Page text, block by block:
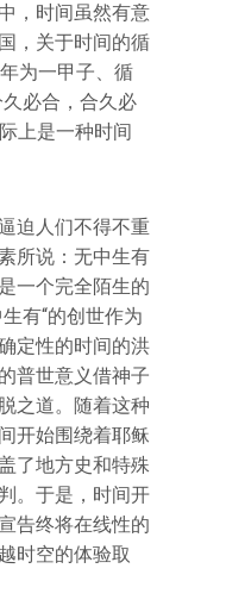
，时间虽然有意
，关于时间的循
为一甲子、循
必合，合久必
上是一种时间
迫人们不得不重
所说：无中生有
一个完全陌生的
有“的创世作为
定性的时间的洪
普世意义借神子
之道。随着这种
开始围绕着耶稣
了地方史和特殊
。于是，时间开
告终将在线性的
时空的体验取